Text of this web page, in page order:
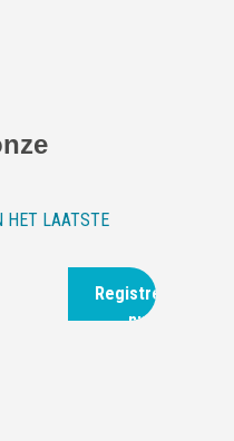
HET LAATSTE
Registreer
nu